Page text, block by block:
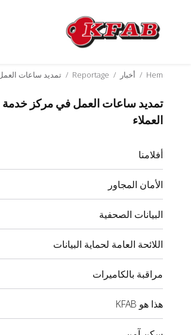
Skip
Hem
/ أخبار /
Reportage
/ تمديد ساعات
تمديد ساعات العمل في مركز خدمة
العملاء
أفلامنا
الأمان المجاور
البيانات الصحفية
اللائحة العامة لحماية البيانات
مراقبة بالكاميرات
هذا هو KFAB